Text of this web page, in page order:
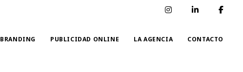
BRANDING PUBLICIDAD ONLINE LA AGENCIA CONTACTO